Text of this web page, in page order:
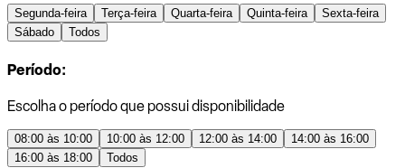
Segunda-feira Terça-feira Quarta-feira Quinta-feira
Sexta-feira
Sábado
Todos
Período:
Escolha o período que possui disponibilidade
08:00 às 10:00 10:00 às 12:00 12:00 às 14:00
14:00 às 16:00
16:00 às 18:00
Todos